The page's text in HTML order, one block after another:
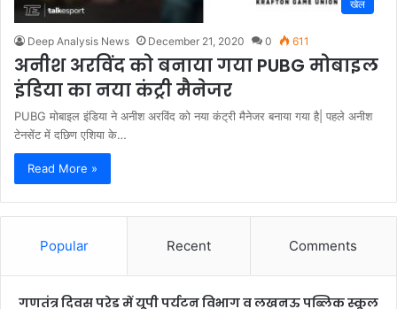
खेल
Deep Analysis News December 21, 2020 0 611
अनीश अरविंद को बनाया गया PUBG मोबाइल
इंडिया का नया कंट्री मैनेजर
PUBG मोबाइल इंडिया ने अनीश अरविंद को नया कंट्री मैनेजर बनाया गया है| पहले अनीश
टेनसेंट में दछिण एशिया के…
Read More »
Popular Recent Comments
गणतंत्र दिवस परेड में यूपी पर्यटन विभाग व लखनऊ पब्लिक स्कूल